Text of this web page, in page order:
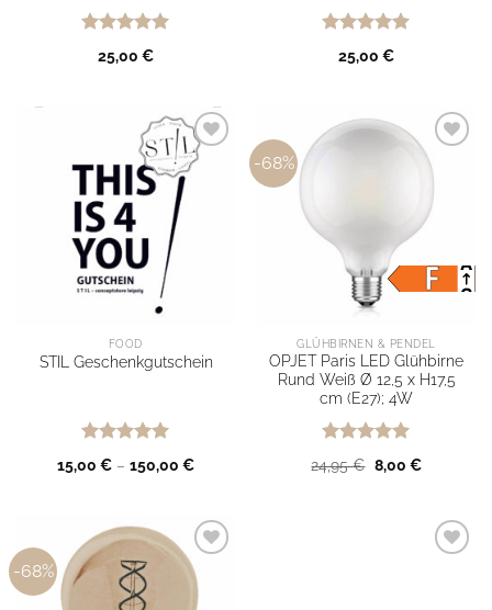
Bewertet
mit5von
25,00 €
Bewertet
mit5von
25,00 €
Ab auf
meine
Wunschliste
FOOD
STIL Geschenkgutschein
Bewertet
mit
von
15,00 € – 150,00 €
-68%
Ab auf
GLÜHBIRNEN & PENDEL
OPJET Paris LED Glühbirne
Rund Weiß Ø 12,5 x H17,5
cm (E27); 4W
Bewertet
mit 5von
24,95€ Ursprünglicher
Preis
8,00 €Aktueller
-68%
Ab auf
meine
Wunschliste